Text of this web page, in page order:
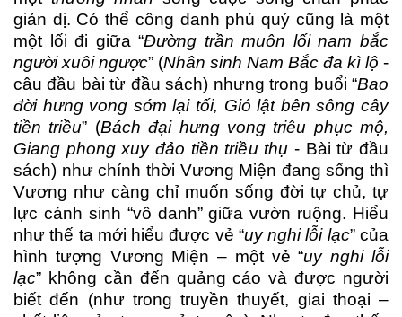
giản dị. Có thể công danh phú quý cũng là một
một lối đi giữa “Đường trần muôn lối nam bắc
người xuôi ngược” (Nhân sinh Nam Bắc đa kì lộ -
câu đầu bài từ đầu sách) nhưng trong buổi “Bao
đời hưng vong sớm lại tối, Gió lật bên sông cây
tiền triều” (Bách đại hưng vong triêu phục mộ,
Giang phong xuy đảo tiền triều thụ - Bài từ đầu
sách) như chính thời Vương Miện đang sống thì
Vương như càng chỉ muốn sống đời tự chủ, tự
lực cánh sinh “vô danh” giữa vườn ruộng. Hiểu
như thế ta mới hiểu được vẻ “uy nghi lỗi lạc” của
hình tượng Vương Miện – một vẻ “uy nghi lỗi
lạc” không cần đến quảng cáo và được người
biết đến (như trong truyền thuyết, giai thoại –